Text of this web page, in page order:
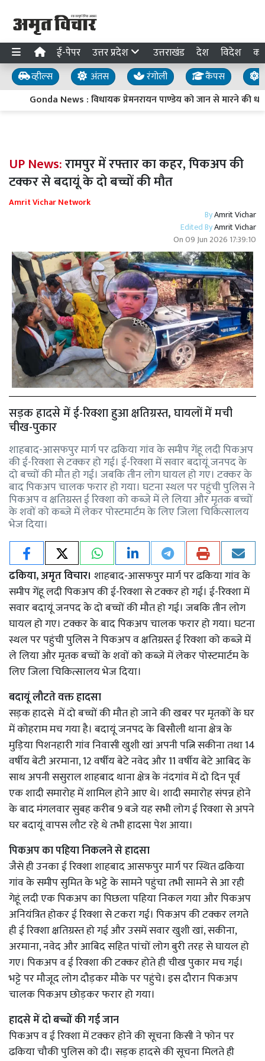
ई-पेपर उत्तर प्रदेश उत्तराखंड देश विदेश
व्हील्स अंतस रंगोली कैंपस
Gonda News : विधायक प्रेमनरायन पाण्डेय को जान से मारने की
UP News:रामपुर में रफ्तार का कहर, पिकअप की
टक्कर से बदायूं के दो बच्चों की मौत
Amrit Vichar Network
ByAmrit Vichar
Edited ByAmrit Vichar
On09 Jun 2026 17:39:10
सड़क हादसे में ई-रिक्शा हुआ क्षतिग्रस्त, घायलों में मची
चीख-पुकार
शाहबाद-आसफपुर मार्ग पर ढकिया गांव के समीप गेंहू लदी पिकअप
की ई-रिक्शा से टक्कर हो गई। ई-रिक्शा में सवार बदायूं जनपद के
दो बच्चों की मौत हो गई। जबकि तीन लोग घायल हो गए। टक्कर के
बाद पिकअप चालक फरार हो गया। घटना स्थल पर पहुंची पुलिस ने
पिकअप व क्षतिग्रस्त ई रिक्शा को कब्जे में ले लिया और मृतक बच्चों
के शवों को कब्जे में लेकर पोस्टमार्टम के लिए जिला चिकित्सालय
भेज दिया।
ढकिया, अमृत विचार। शाहबाद-आसफपुर मार्ग पर ढकिया गांव के
समीप गेंहू लदी पिकअप की ई-रिक्शा से टक्कर हो गई। ई-रिक्शा में
सवार बदायूं जनपद के दो बच्चों की मौत हो गई। जबकि तीन लोग
घायल हो गए। टक्कर के बाद पिकअप चालक फरार हो गया। घटना
स्थल पर पहुंची पुलिस ने पिकअप व क्षतिग्रस्त ई रिक्शा को कब्जे में
ले लिया और मृतक बच्चों के शवों को कब्जे में लेकर पोस्टमार्टम के
लिए जिला चिकित्सालय भेज दिया।
बदायूं लौटते वक्त हादसा
सड़क हादसे में दो बच्चों की मौत हो जाने की खबर पर मृतकों के घर
में कोहराम मच गया है। बदायूं जनपद के बिसौली थाना क्षेत्र के
मुड़िया पिशनहारी गांव निवासी खुशी खां अपनी पत्नि सकीना तथा 14
वर्षीय बेटी अरमाना, 12 वर्षीय बेटे नवेद और 11 वर्षीय बेटे आबिद के
साथ अपनी ससुराल शाहबाद थाना क्षेत्र के नंदगांव में दो दिन पूर्व
एक शादी समारोह में शामिल होने आए थे। शादी समारोह संपन्न होने
के बाद मंगलवार सुबह करीब 9 बजे यह सभी लोग ई रिक्शा से अपने
घर बदायूं वापस लौट रहे थे तभी हादसा पेश आया।
पिकअप का पहिया निकलने से हादसा
जैसे ही उनका ई रिक्शा शाहबाद आसफपुर मार्ग पर स्थित ढकिया
गांव के समीप सुमित के भट्टे के सामने पहुंचा तभी सामने से आ रही
गेहूं लदी एक पिकअप का पिछला पहिया निकल गया और पिकअप
अनियंत्रित होकर ई रिक्शा से टकरा गई। पिकअप की टक्कर लगते
ही ई रिक्शा क्षतिग्रस्त हो गई और उसमें सवार खुशी खां, सकीना,
अरमाना, नवेद और आबिद सहित पांचों लोग बुरी तरह से घायल हो
गए। पिकअप व ई रिक्शा की टक्कर होते ही चीख पुकार मच गई।
भट्टे पर मौजूद लोग दौड़कर मौके पर पहुंचे। इस दौरान पिकअप
चालक पिकअप छोड़कर फरार हो गया।
हादसे में दो बच्चों की गई जान
पिकअप व ई रिक्शा में टक्कर होने की सूचना किसी ने फोन पर
ढकिया चौकी पुलिस को दी। सड़क हादसे की सूचना मिलते ही